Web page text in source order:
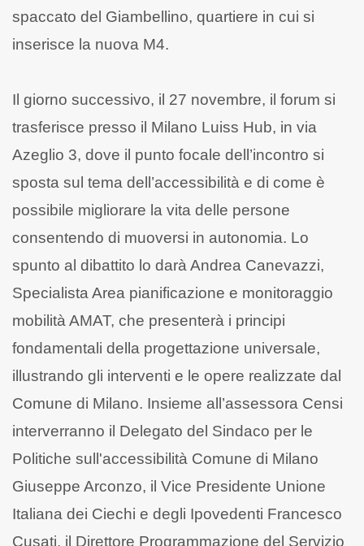
spaccato del Giambellino, quartiere in cui si
inserisce la nuova M4.
Il giorno successivo, il 27 novembre, il forum si
trasferisce presso il Milano Luiss Hub, in via
Azeglio 3, dove il punto focale dell’incontro si
sposta sul tema dell’accessibilità e di come è
possibile migliorare la vita delle persone
consentendo di muoversi in autonomia. Lo
spunto al dibattito lo darà Andrea Canevazzi,
Specialista Area pianificazione e monitoraggio
mobilità AMAT, che presenterà i principi
fondamentali della progettazione universale,
illustrando gli interventi e le opere realizzate dal
Comune di Milano. Insieme all’assessora Censi
interverranno il Delegato del Sindaco per le
Politiche sull'accessibilità Comune di Milano
Giuseppe Arconzo, il Vice Presidente Unione
Italiana dei Ciechi e degli Ipovedenti Francesco
Cusati, il Direttore Programmazione del Servizio